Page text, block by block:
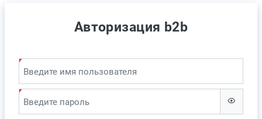
Авторизация b2b
Введите имя пользователя
Введите пароль